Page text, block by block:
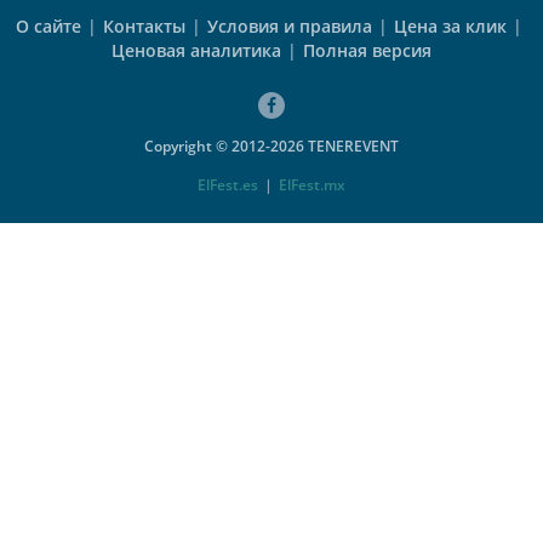
О сайте | Контакты | Условия и правила | Цена за клик |
Ценовая аналитика | Полная версия
Copyright © 2012-2026 TENEREVENT
ElFest.es | ElFest.mx